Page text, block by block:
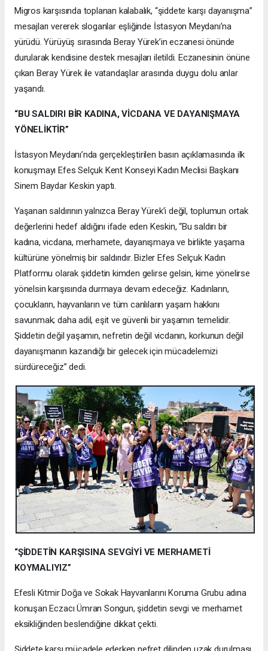
Migros karşısında toplanan kalabalık, “şiddete karşı dayanışma”
mesajları vererek sloganlar eşliğinde İstasyon Meydanı’na
yürüdü. Yürüyüş sırasında Beray Yürek’in eczanesi önünde
durularak kendisine destek mesajları iletildi. Eczanesinin önüne
çıkan Beray Yürek ile vatandaşlar arasında duygu dolu anlar
yaşandı.
“BU SALDIRI BİR KADINA, VİCDANA VE DAYANIŞMAYA
YÖNELİKTİR”
İstasyon Meydanı’nda gerçekleştirilen basın açıklamasında ilk
konuşmayı Efes Selçuk Kent Konseyi Kadın Meclisi Başkanı
Sinem Baydar Keskin yaptı.
Yaşanan saldırının yalnızca Beray Yürek’i değil, toplumun ortak
değerlerini hedef aldığını ifade eden Keskin, “Bu saldırı bir
kadına, vicdana, merhamete, dayanışmaya ve birlikte yaşama
kültürüne yönelmiş bir saldırıdır. Bizler Efes Selçuk Kadın
Platformu olarak şiddetin kimden gelirse gelsin, kime yönelirse
yönelsin karşısında durmaya devam edeceğiz. Kadınların,
çocukların, hayvanların ve tüm canlıların yaşam hakkını
savunmak; daha adil, eşit ve güvenli bir yaşamın temelidir.
Şiddetin değil yaşamın, nefretin değil vicdanın, korkunun değil
dayanışmanın kazandığı bir gelecek için mücadelemizi
sürdüreceğiz” dedi.
“ŞİDDETİN KARŞISINA SEVGİYİ VE MERHAMETİ
KOYMALIYIZ”
Efesli Kıtmir Doğa ve Sokak Hayvanlarını Koruma Grubu adına
konuşan Eczacı Ümran Songun, şiddetin sevgi ve merhamet
eksikliğinden beslendiğine dikkat çekti.